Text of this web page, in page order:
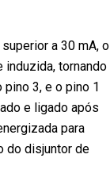
a 30 mA, o
induzida, tornando
3, e o pino 1
e ligado após
para
do disjuntor de